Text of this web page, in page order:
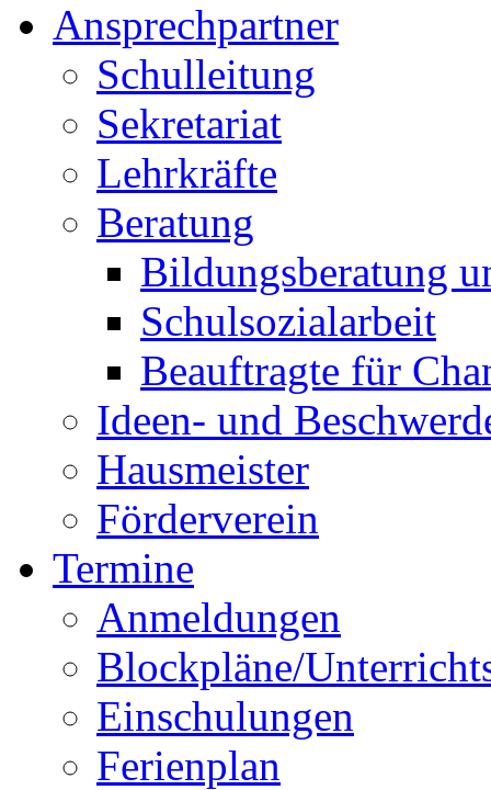
Ansprechpartner
Schulleitung
Sekretariat
Lehrkräfte
Beratung
Bildungsberatung
Schulsozialarbeit
Beauftragte für
Ideen- und
Hausmeister
Förderverein
Termine
Anmeldungen
Blockpläne/
Einschulungen
Ferienplan